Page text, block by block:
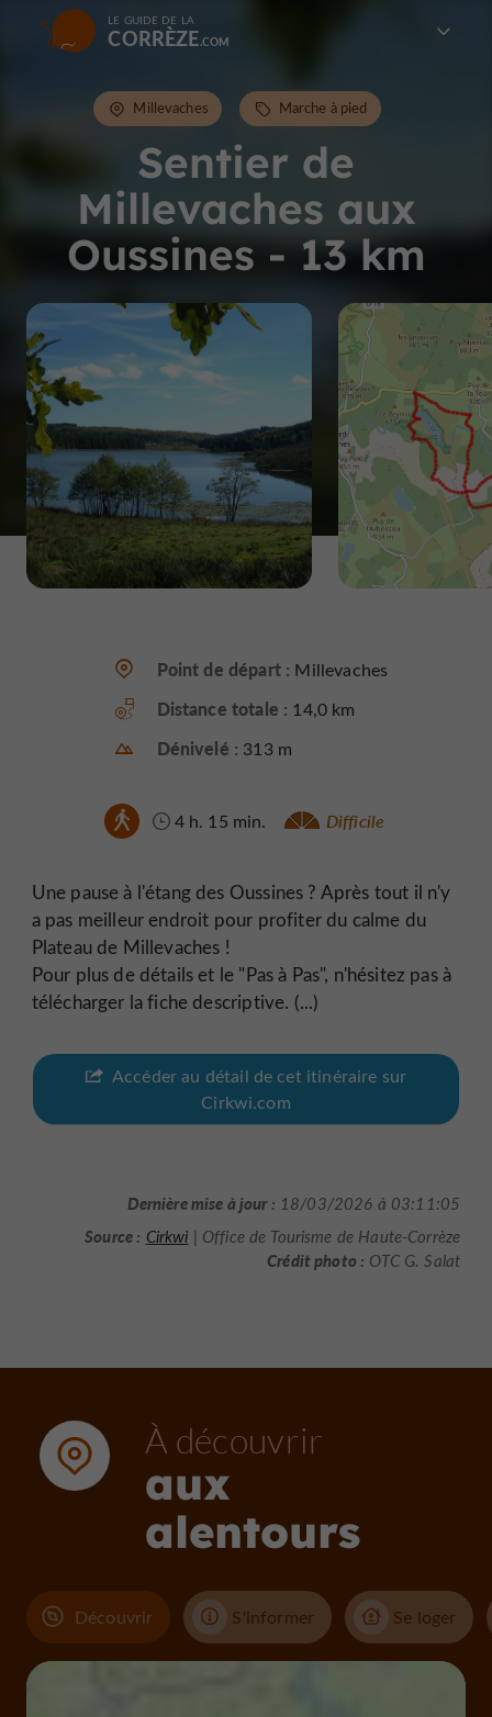
LE GUIDE DE LA
CORRÈZE
Sentier de
Millevaches aux
Oussines - 13 km
Millevaches Marche à pied
Point de départ : Millevaches
Distance totale : 14,0 km
Dénivelé : 313 m
4 h. 15 min. Difficile
Une pause à l'étang des Oussines ? Après tout il n'y
a pas meilleur endroit pour profiter du calme du
Plateau de Millevaches !
Pour plus de détails et le "Pas à Pas", n'hésitez pas à
télécharger la fiche descriptive. (...)
Accéder au détail de cet itinéraire sur
Cirkwi.com
Dernière mise à jour : 18/03/2026 à 03:11:05
Source : Cirkwi | Office de Tourisme de Haute-Corrèze
Crédit photo : OTC G. Salat
À découvrir
aux
alentours
Découvrir S'informer Se loger